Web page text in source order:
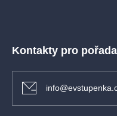
Kontakty pro